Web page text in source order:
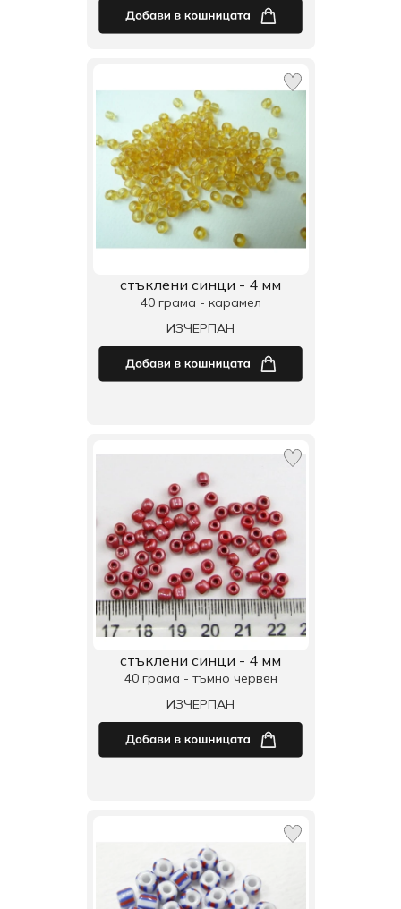
стъклени синци - 4 мм
40 грама - карамел
ИЗЧЕРПАН
стъклени синци - 4 мм
40 грама - тъмно червен
ИЗЧЕРПАН